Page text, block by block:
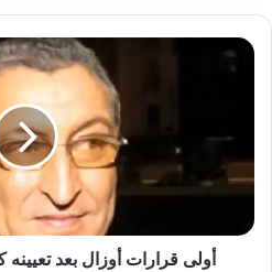
أ
ر
ا
ا
أولى قرارات أوزال بعد